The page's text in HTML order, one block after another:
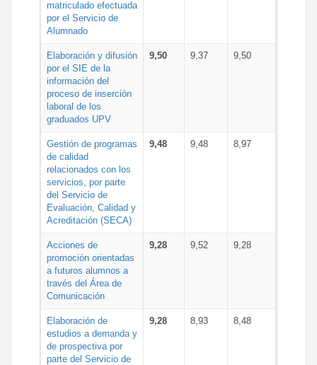
matriculado efectuada
por el Servicio de
Alumnado
Elaboración y difusión
por el SIE de la
información del
proceso de inserción
laboral de los
graduados UPV
9,50 9,37 9,50
Gestión de programas
de calidad
relacionados con los
servicios, por parte
del Servicio de
Evaluación, Calidad y
Acreditación (SECA)
9,48 9,48 8,97
Acciones de
promoción orientadas
a futuros alumnos a
través del Área de
Comunicación
9,28 9,52 9,28
Elaboración de
estudios a demanda y
de prospectiva por
parte del Servicio de
9,28 8,93 8,48